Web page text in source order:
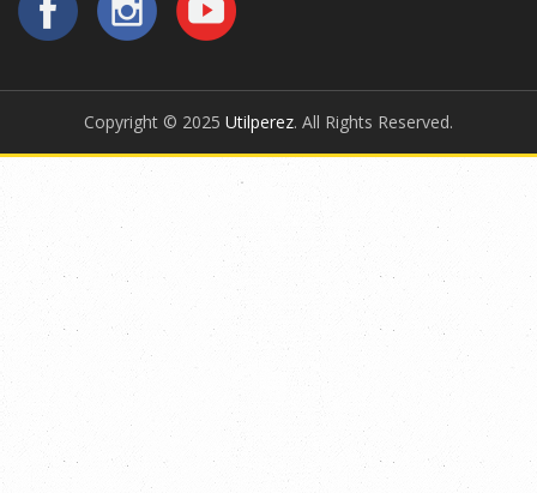
Copyright © 2025 Utilperez. All Rights Reserved.